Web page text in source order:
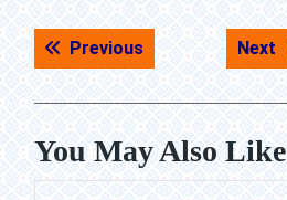
Navigasi
posPreviousPrevious post:
Next
You May Also Like